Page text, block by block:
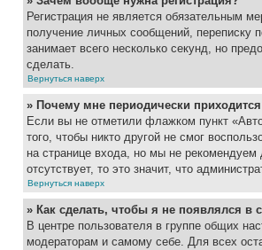
Регистрация не является обязательным
получение личных сообщений, переписку
занимает всего несколько секунд, но
сделать.
Вернуться наверх
» Почему мне периодически
Если вы не отметили флажком пункт
того, чтобы никто другой не смог
на странице входа, но мы не рекомендуем
отсутствует, то это значит, что
Вернуться наверх
» Как сделать, чтобы я не появлялся в
В центре пользователя в группе общих
модераторам и самому себе. Для всех